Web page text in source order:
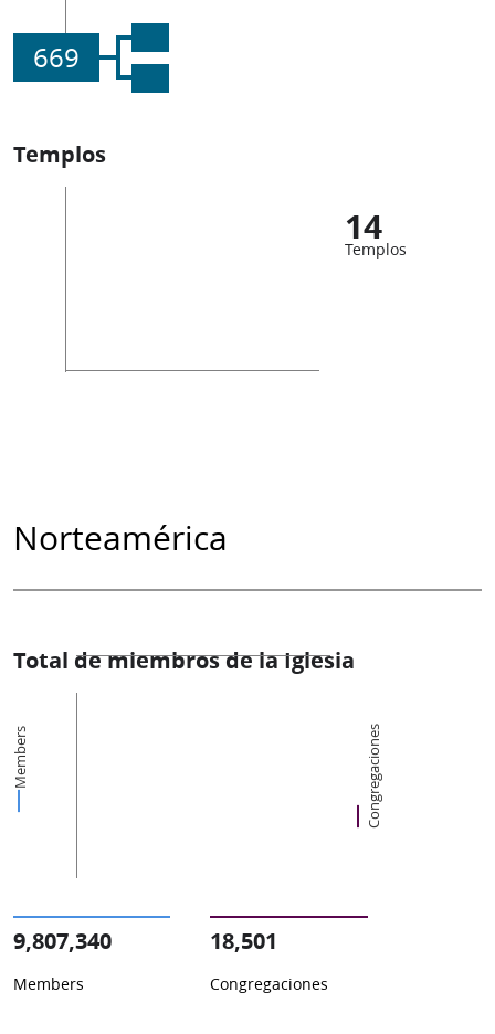
669
Templos
14
Templos
Norteamérica
Total de miembros de la Iglesia
Members Congregaciones
9,807,340
Members
18,501
Congregaciones